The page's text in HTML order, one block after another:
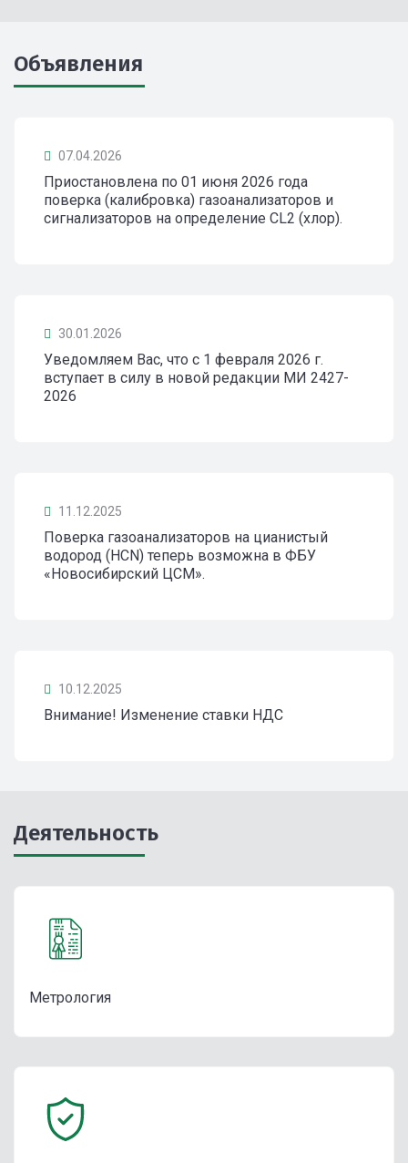
Объявления
07.04.2026
Приостановлена по 01 июня 2026 года
поверка (калибровка) газоанализаторов и
сигнализаторов на определение CL2 (хлор).
30.01.2026
Уведомляем Вас, что с 1 февраля 2026 г.
вступает в силу в новой редакции МИ 2427-
2026
11.12.2025
Поверка газоанализаторов на цианистый
водород (HCN) теперь возможна в ФБУ
«Новосибирский ЦСМ».
10.12.2025
Внимание! Изменение ставки НДС
Деятельность
Метрология